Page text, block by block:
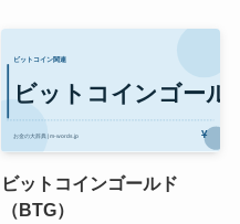
ビットコインゴールド
（BTG）